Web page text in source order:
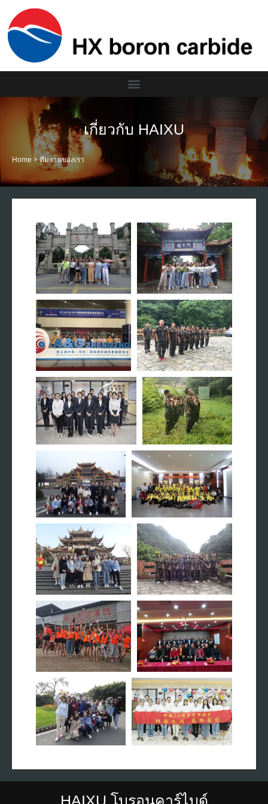
เกี่ยวกับ HAIXU
Home >ทีมงานของเรา
HAIXU โบรอนคาร์ไบด์